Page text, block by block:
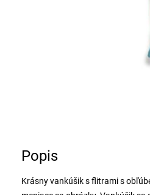
Popis
Krásny vankúšik s flitrami s